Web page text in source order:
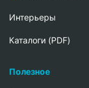
Интерьеры
Каталоги (PDF)
Полезное